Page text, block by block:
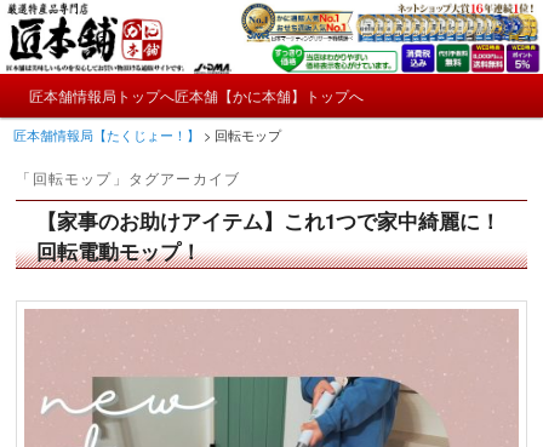
メ
イ
ン
ン
テ
サ
ブ
コ
テ
ン
匠本舗情報局【たくじょー！】
かにやおせちについてのおもしろ情報や興味深い記事をお届けします。
ン
メ
イ
ン
コ
サ
ブ
コ
ン
匠本舗情報局トップへ匠本舗【かに本舗】トップへ
匠本舗情報局【たくじょー！】 > 回転モップ
「 回転モップ 」タグアーカイブ
【家事のお助けアイテム】これ1つで家中綺麗に！
回転電動モップ！